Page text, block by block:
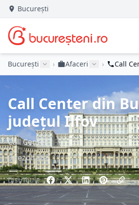
București
București › Afaceri › Call
Call Center din
județul Ilfov
Call Center
0 rezultate
Distribuie: